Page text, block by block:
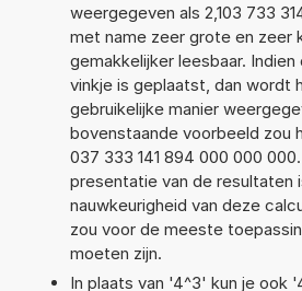
weergegeven als 2,103 733
met name zeer grote en zeer
gemakkelijker leesbaar.
vinkje is geplaatst, dan wordt
gebruikelijke manier
bovenstaande voorbeeld zou
037 333 141 894 000 000
presentatie van de resultaten
nauwkeurigheid van deze
zou voor de meeste
moeten zijn.
In plaats van '4^3' kun je ook